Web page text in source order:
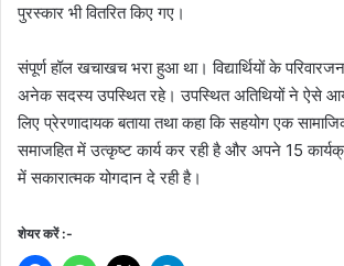
पुरस्कार भी वितरित किए गए।
संपूर्ण हॉल खचाखच भरा हुआ था। विद्यार्थियों के
अनेक सदस्य उपस्थित रहे। उपस्थित अतिथियों ने ऐसे
लिए प्रेरणादायक बताया तथा कहा कि सहयोग एक
समाजहित में उत्कृष्ट कार्य कर रही है और अपने 15
में सकारात्मक योगदान दे रही है।
शेयर करें :-